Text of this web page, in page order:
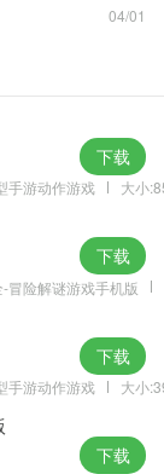
图，各种花式地
04/01
手游动作游戏 大小
下载
冒险解谜游戏手机版
下载
手游动作游戏 大小
下载
下载